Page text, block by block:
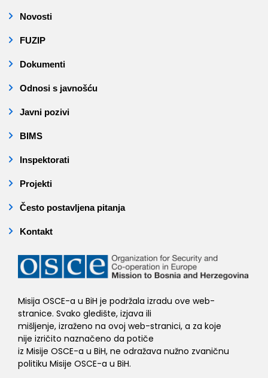
Novosti
FUZIP
Dokumenti
Odnosi s javnošću
Javni pozivi
BIMS
Inspektorati
Projekti
Često postavljena pitanja
Kontakt
Misija OSCE-a u BiH je podržala izradu ove web-
stranice. Svako gledište, izjava ili
mišljenje, izraženo na ovoj web-stranici, a za koje
nije izričito naznačeno da potiče
iz Misije OSCE-a u BiH, ne odražava nužno zvaničnu
politiku Misije OSCE-a u BiH.